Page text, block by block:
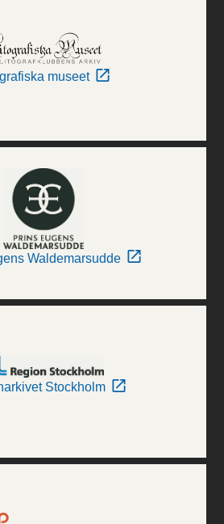
museet
Waldemarsudde
Stockholm